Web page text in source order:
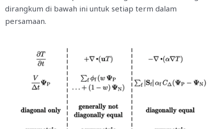
dirangkum di bawah ini untuk setiap term dalam
persamaan.